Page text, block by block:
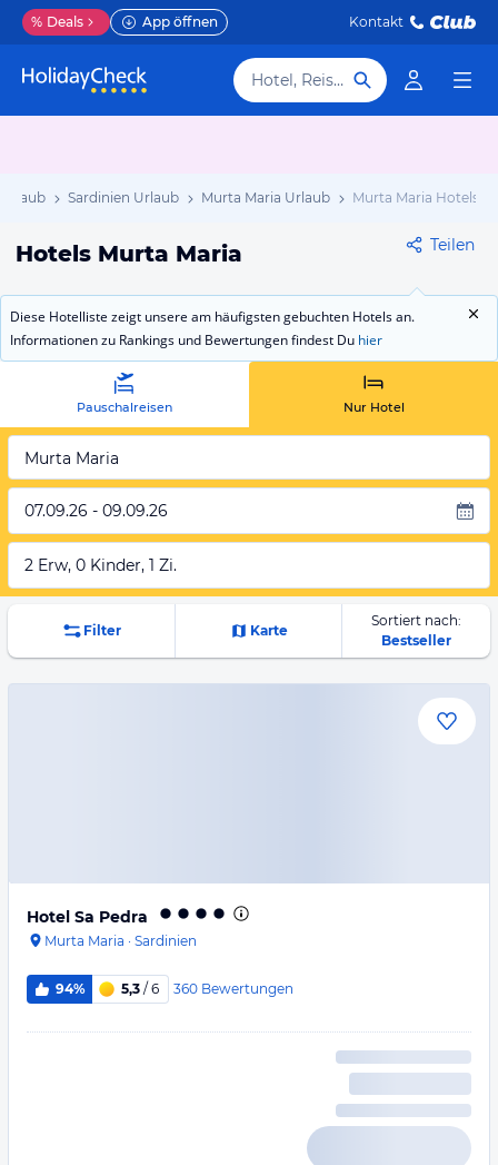
% Deals App öffnen Kontakt
Hotel, Reiseziel
Sardinien Urlaub Murta Maria Urlaub Murta Maria Hotels
Hotels Murta Maria Teilen
Diese Hotelliste zeigt unsere am häufigsten gebuchten Hotels an.
Informationen zu Rankings und Bewertungen findest Du hier
Pauschalreisen Nur Hotel
Murta Maria
07.09.26 - 09.09.26
2 Erw, 0 Kinder, 1 Zi.
Filter Karte
Sortiert nach:
Bestseller
Hotel Sa Pedra
Murta Maria · Sardinien
94% 5,3 / 6 360 Bewertungen